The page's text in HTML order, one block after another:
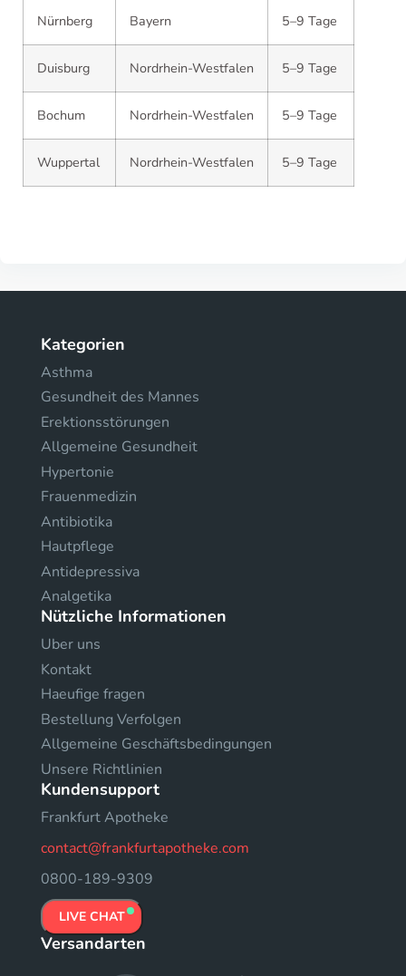
Nürnberg Bayern 5–9 Tage
Duisburg Nordrhein-Westfalen 5–9 Tage
Bochum Nordrhein-Westfalen 5–9 Tage
Wuppertal Nordrhein-Westfalen 5–9 Tage
Kategorien
Asthma
Gesundheit des Mannes
Erektionsstörungen
Allgemeine Gesundheit
Hypertonie
Frauenmedizin
Antibiotika
Hautpflege
Antidepressiva
Analgetika
Nützliche Informationen
Uber uns
Kontakt
Haeufige fragen
Bestellung Verfolgen
Allgemeine Geschäftsbedingungen
Unsere Richtlinien
Kundensupport
Frankfurt Apotheke
contact@frankfurtapotheke.com
0800-189-9309
LIVE CHAT
Versandarten